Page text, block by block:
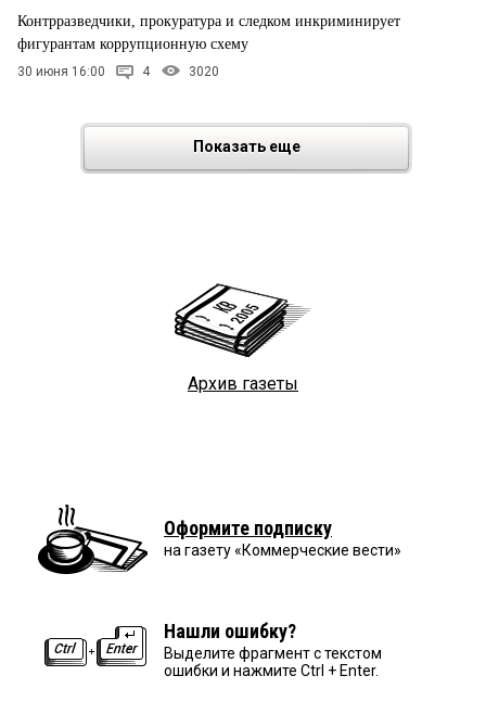
Контрразведчики, прокуратура и следком инкриминирует
фигурантам коррупционную схему
30 июня 16:00 4 3020
Показать еще
Архив газеты
Оформите подписку
на газету «Коммерческие вести»
Нашли ошибку?
Выделите фрагмент с текстом
ошибки и нажмите Ctrl + Enter.